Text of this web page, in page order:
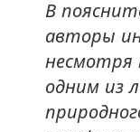
В
авторы
несмотря
одним из